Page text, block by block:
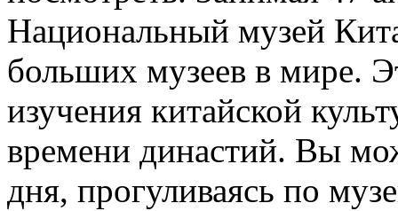
Национальный музей
больших музеев в мире.
изучения китайской
времени династий. Вы
дня, прогуливаясь по